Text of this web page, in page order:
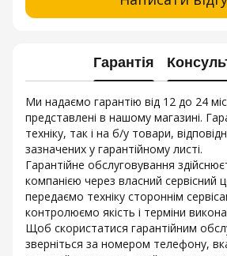
Гарантія
Ми надаємо гарантію від 12 до 24
представлені в нашому магазині.
техніку, так і на б/у товари,
зазначених у гарантійному листі.
Гарантійне обслуговування
компанією через власний сервісний
передаємо техніку стороннім
контролюємо якість і терміни
Щоб скористатися гарантійним
зверніться за номером телефону,